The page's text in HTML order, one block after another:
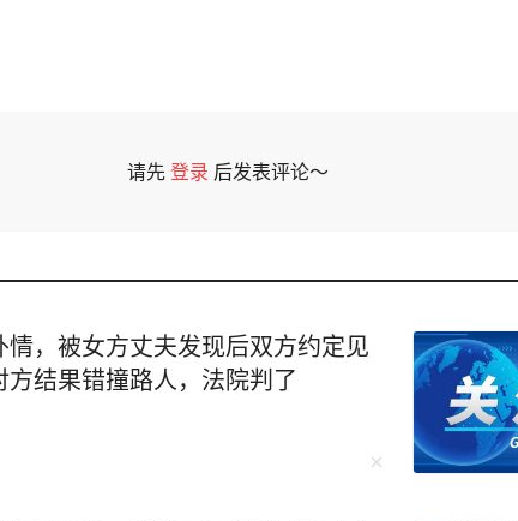
请先登录 后发表评论～
，被女方丈夫发现后双方约定见
结果错撞路人，法院判了